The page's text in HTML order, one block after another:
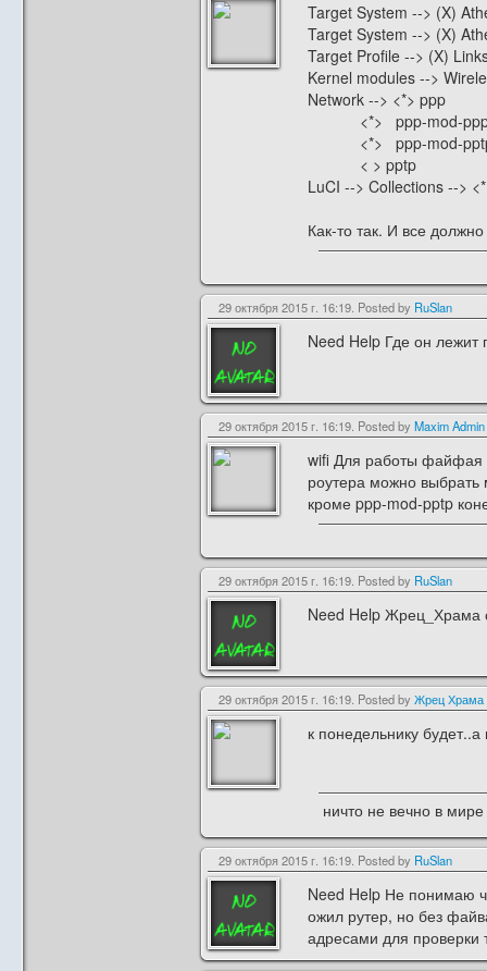
Target System --> (X)
Target System --> (X)
Target Profile --> (X)
Kernel modules -->
Network --> <*> ppp
<*> ppp-mod-
<*> ppp-mod-
< > pptp
LuCI --> Collections -->
Как-то так. И все
29 октября 2015 г. 16:19. Posted by RuSlan
Need Help Где он лежит
29 октября 2015 г. 16:19. Posted by Maxim Admin
wifi Для работы файфая
роутера можно выбрать
кроме ppp-mod-pptp
29 октября 2015 г. 16:19. Posted by RuSlan
Need Help Жрец_Храма
29 октября 2015 г. 16:19. Posted by Жрец Храма
к понедельнику
ничто не вечно в
29 октября 2015 г. 16:19. Posted by RuSlan
Need Help Не понимаю
ожил рутер, но без
адресами для проверки